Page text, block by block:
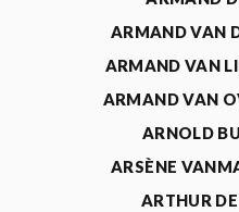
ARMAND VAN
ARMAND VAN
ARMAND VAN
ARNOLD
ARSÈNE
ARTHUR